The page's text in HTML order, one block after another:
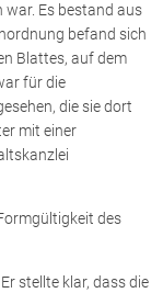
Es bestand aus
befand sich
Blattes, auf dem
für die
die sie dort
mit einer
des
stellte klar, dass die